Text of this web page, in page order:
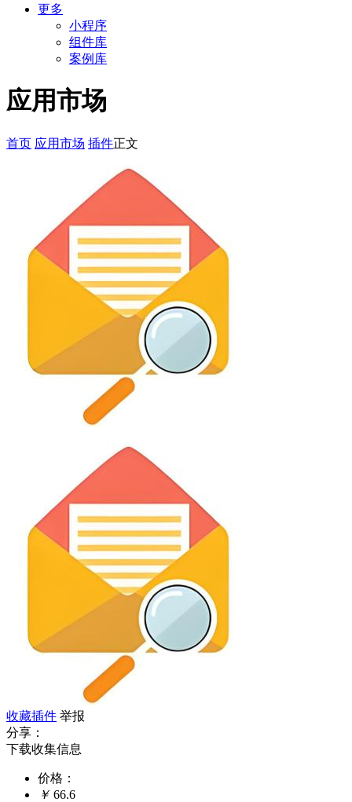
更多
小程序
组件库
案例库
应用市场
首页 应用市场 插件正文
收藏插件 举报
分享：
下载收集信息
价格：
￥ 66.6